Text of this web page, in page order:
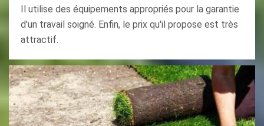
Il utilise des équipements appropriés pour la garantie
d'un travail soigné. Enfin, le prix qu'il propose est très
attractif.